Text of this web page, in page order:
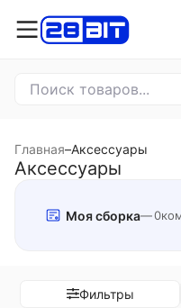
Главная–Аксессуары
Аксессуары
Моя сборка 0
Фильтры